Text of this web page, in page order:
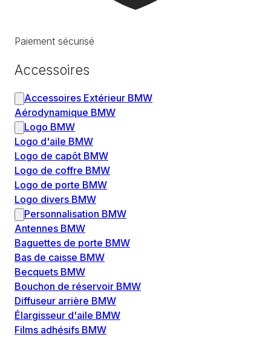
Paiement sécurisé
Accessoires
Accessoires Extérieur BMW
Aérodynamique BMW
Logo BMW
Logo d'aile BMW
Logo de capôt BMW
Logo de coffre BMW
Logo de porte BMW
Logo divers BMW
Personnalisation BMW
Antennes BMW
Baguettes de porte BMW
Bas de caisse BMW
Becquets BMW
Bouchon de réservoir BMW
Diffuseur arrière BMW
Élargisseur d'aile BMW
Films adhésifs BMW